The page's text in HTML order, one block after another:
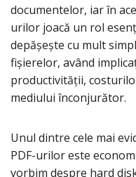
documentelor, iar în
urilor joacă un rol
depășește cu mult
fișierelor, având
productivității,
mediului înconjurător.
Unul dintre cele mai
PDF-urilor este
vorbim despre hard